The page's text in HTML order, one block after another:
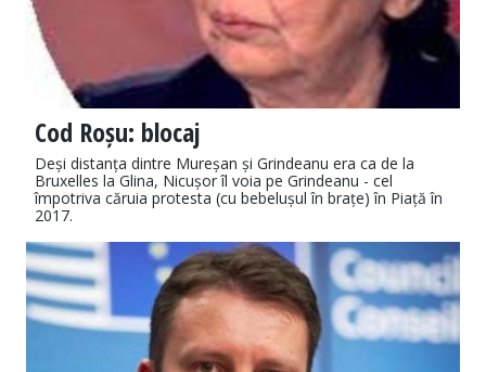
Cod Roșu: blocaj
Deși distanța dintre Mureșan și Grindeanu era ca de la
Bruxelles la Glina, Nicușor îl voia pe Grindeanu - cel
împotriva căruia protesta (cu bebelușul în brațe) în Piață în
2017.